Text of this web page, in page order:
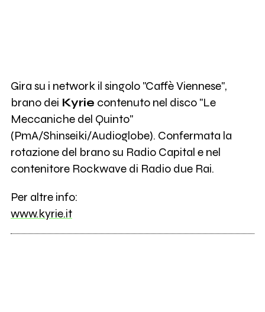
Gira su i network il singolo "Caffè Viennese",
brano dei Kyrie contenuto nel disco "Le
Meccaniche del Quinto"
(PmA/Shinseiki/Audioglobe). Confermata la
rotazione del brano su Radio Capital e nel
contenitore Rockwave di Radio due Rai.
Per altre info:
www.kyrie.it